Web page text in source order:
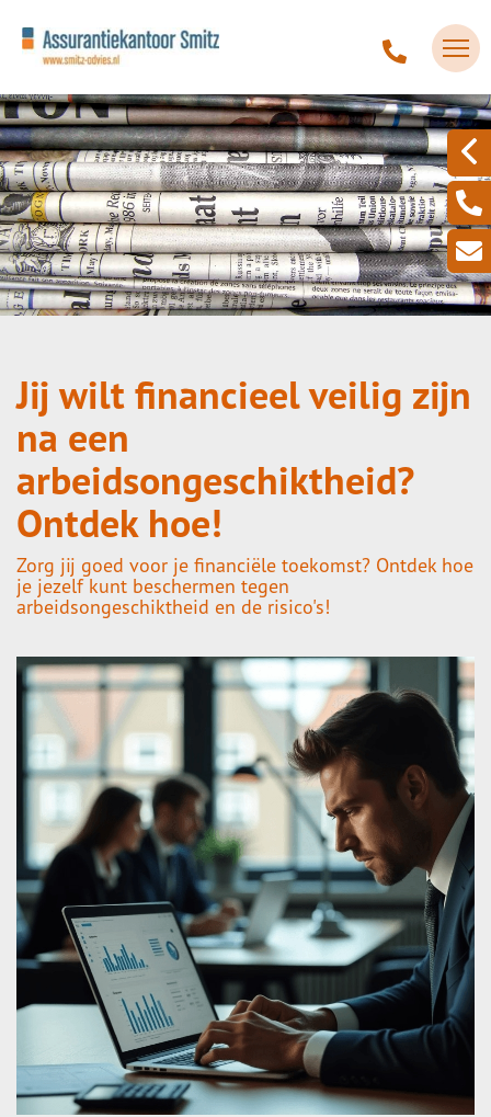
Jij wilt financieel veilig zijn
na een
arbeidsongeschiktheid?
Ontdek hoe!
Zorg jij goed voor je financiële toekomst? Ontdek hoe
je jezelf kunt beschermen tegen
arbeidsongeschiktheid en de risico's!